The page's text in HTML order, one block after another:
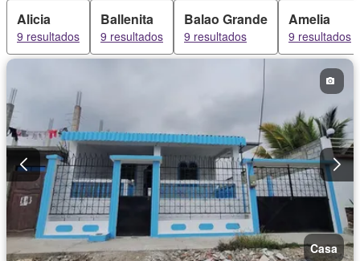
Alicia
9 resultados
Ballenita
9 resultados
Balao Grande
9 resultados
Amelia
9 resultados
Casa